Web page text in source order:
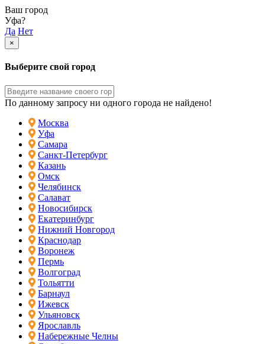
Ваш город
Уфа?
Да Нет
×
Выберите свой город
По данному запросу ни одного города не найдено!
Москва
Уфа
Самара
Санкт-Петербург
Казань
Омск
Челябинск
Салават
Новосибирск
Екатеринбург
Нижний Новгород
Краснодар
Воронеж
Пермь
Волгоград
Тольятти
Барнаул
Ижевск
Ульяновск
Ярославль
Набережные Челны